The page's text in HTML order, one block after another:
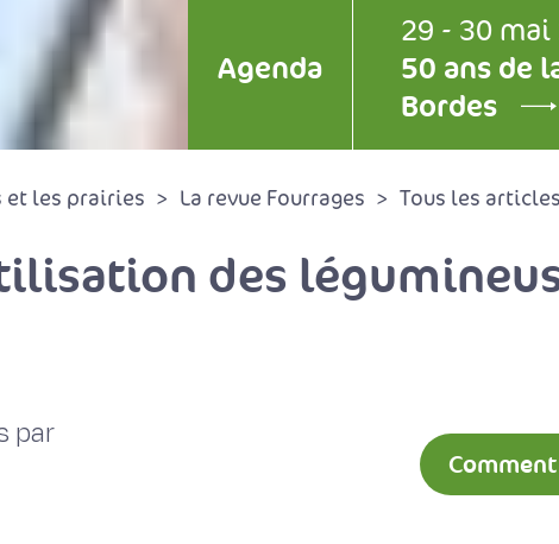
Agenda
29 - 30 mai
50 ans de
Bordes
et les prairies La revue Fourrages Tous les articles
des
par